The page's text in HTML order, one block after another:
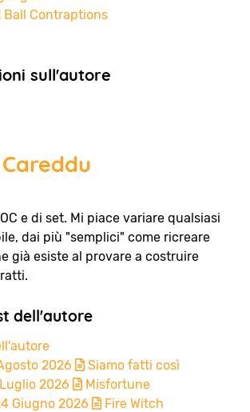
Ball Contraptions
sull'autore
e di set. Mi piace variare qualsiasi
dai più "semplici" come ricreare
già esiste al provare a costruire
dell'autore
2026
Siamo fatti così
2026
Misfortune
Giugno 2026
Fire Witch